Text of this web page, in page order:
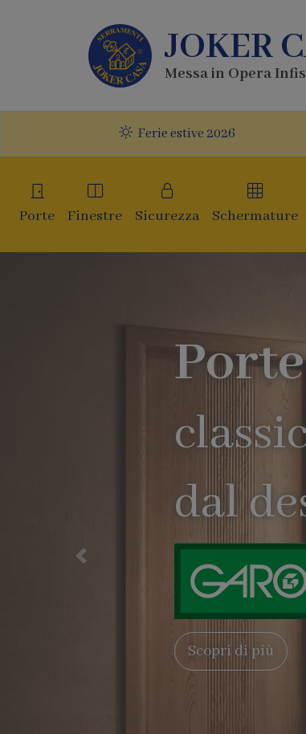
JOKER
Messa in Opera
Ferie estive 2026
Porte Finestre Sicurezza Schermature
Precedente